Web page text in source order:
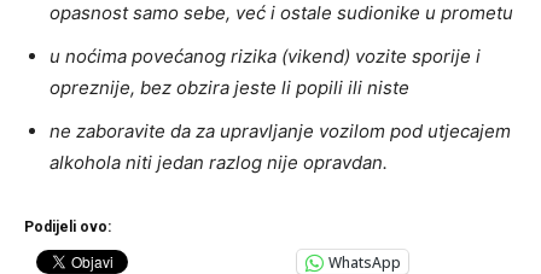
opasnost samo sebe, već i ostale sudionike u prometu
u noćima povećanog rizika (vikend) vozite sporije i
opreznije, bez obzira jeste li popili ili niste
ne zaboravite da za upravljanje vozilom pod utjecajem
alkohola niti jedan razlog nije opravdan.
Podijeli ovo:
WhatsApp